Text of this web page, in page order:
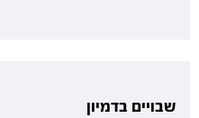
שבויים בדמיון